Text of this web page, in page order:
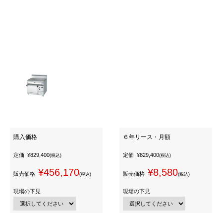
購入価格
定価 ¥829,400(税込)
販売価格 ¥456,170(税込)
現場の下見
６年リース・月額
定価 ¥829,400(税込)
販売価格 ¥8,580(税込)
現場の下見